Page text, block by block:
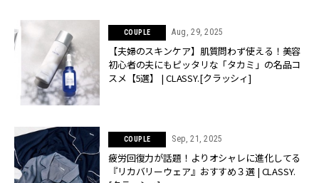
COUPLE Aug, 29, 2025
【夫婦のスキンケア】肌質問わず使える！美容
初心者の夫にもピッタリな「タカミ」の名品コ
スメ【5選】 | CLASSY.[クラッシィ]
COUPLE Sep, 21, 2025
疲労回復力が話題！よりオシャレに進化してる
『リカバリーウェア』おすすめ３選 | CLASSY.